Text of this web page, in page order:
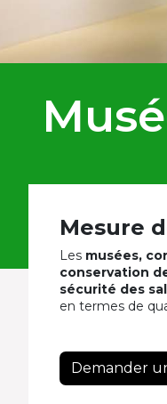
Mesure
Les musées,
conservation
sécurité des
en termes de
Demander